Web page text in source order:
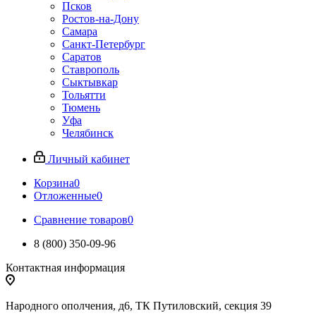
Псков
Ростов-на-Дону
Самара
Санкт-Петербург
Саратов
Ставрополь
Сыктывкар
Тольятти
Тюмень
Уфа
Челябинск
Личный кабинет
Корзина0
Отложенные0
Сравнение товаров0
8 (800) 350-09-96
Контактная информация
Народного ополчения, д6, ТК Путиловский, секция 39